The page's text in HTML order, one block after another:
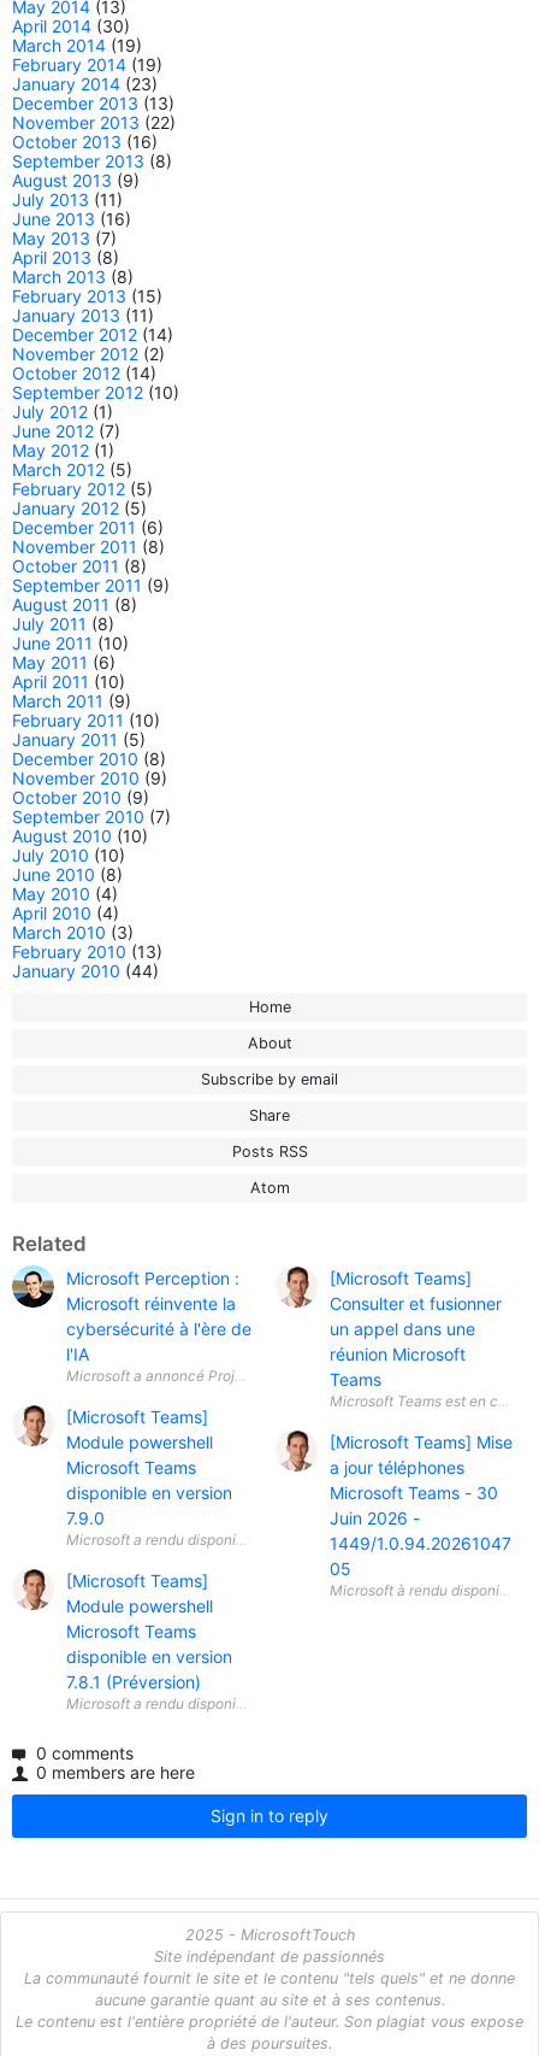
May 2014 (13)
April 2014 (30)
March 2014 (19)
February 2014 (19)
January 2014 (23)
December 2013 (13)
November 2013 (22)
October 2013 (16)
September 2013 (8)
August 2013 (9)
July 2013 (11)
June 2013 (16)
May 2013 (7)
April 2013 (8)
March 2013 (8)
February 2013 (15)
January 2013 (11)
December 2012 (14)
November 2012 (2)
October 2012 (14)
September 2012 (10)
July 2012 (1)
June 2012 (7)
May 2012 (1)
March 2012 (5)
February 2012 (5)
January 2012 (5)
December 2011 (6)
November 2011 (8)
October 2011 (8)
September 2011 (9)
August 2011 (8)
July 2011 (8)
June 2011 (10)
May 2011 (6)
April 2011 (10)
March 2011 (9)
February 2011 (10)
January 2011 (5)
December 2010 (8)
November 2010 (9)
October 2010 (9)
September 2010 (7)
August 2010 (10)
July 2010 (10)
June 2010 (8)
May 2010 (4)
April 2010 (4)
March 2010 (3)
February 2010 (13)
January 2010 (44)
Home
About
Subscribe by email
Share
Posts RSS
Atom
Related
Microsoft Perception :
Microsoft réinvente la
cybersécurité à l'ère de
l'IA
Microsoft a annoncé Project Perception , une nouvelle plateforme
[Microsoft Teams]
Module powershell
Microsoft Teams
disponible en version
7.9.0
[Microsoft Teams]
Module powershell
Microsoft Teams
disponible en version
7.8.1 (Préversion)
[Microsoft Teams]
Consulter et fusionner
un appel dans une
réunion Microsoft
Teams
[Microsoft Teams] Mise
a jour téléphones
Microsoft Teams - 30
Juin 2026 -
1449/1.0.94.20261047
05
0 comments
0 members are here
Sign in to reply
2025 - MicrosoftTouch
Site indépendant de passionnés
La communauté fournit le site et le contenu "tels quels" et ne donne
aucune garantie quant au site et à ses contenus.
Le contenu est l'entière propriété de l'auteur. Son plagiat vous expose
à des poursuites.